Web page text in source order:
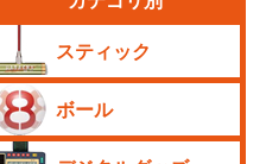
スティック
ボール